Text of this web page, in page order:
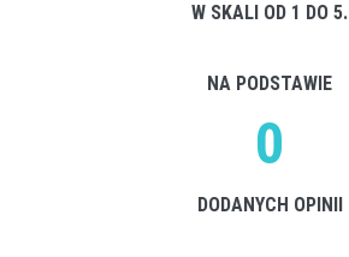
W SKALI OD 1 DO 5.
NA PODSTAWIE
0
DODANYCH OPINII